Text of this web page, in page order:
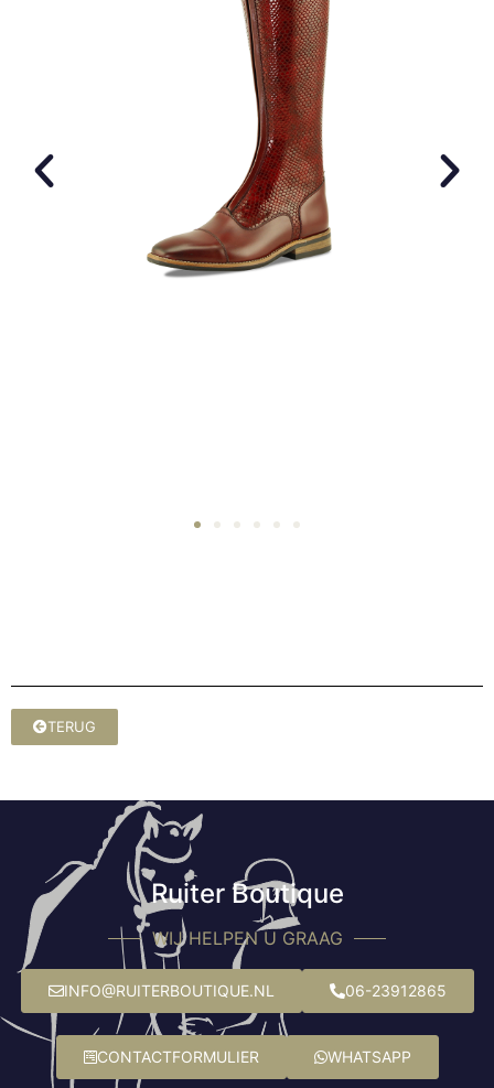
TERUG
Ruiter Boutique
WIJ HELPEN U GRAAG
INFO@RUITERBOUTIQUE.NL 06-23912865
CONTACTFORMULIER WHATSAPP